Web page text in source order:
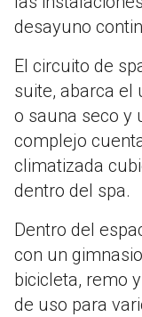
desayuno
El circuito de
suite, abarca el
o sauna seco y
complejo
climatizada
dentro del spa.
Dentro del
con un
bicicleta, remo
de uso para